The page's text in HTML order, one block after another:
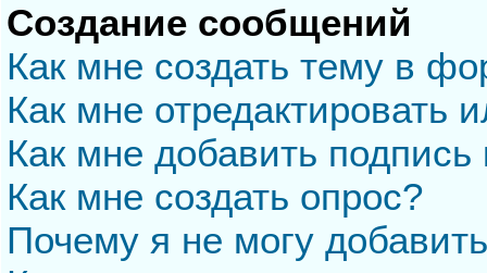
Создание сообщений
Как мне создать тему в
Как мне отредактировать
Как мне добавить
Как мне создать опрос?
Почему я не могу